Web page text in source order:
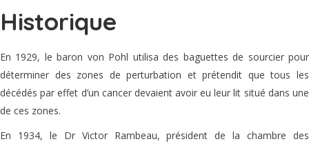
Historique
En 1929, le baron von Pohl utilisa des baguettes de sourcier pour
déterminer des zones de perturbation et prétendit que tous les
décédés par effet d’un cancer devaient avoir eu leur lit situé dans une
de ces zones.
En 1934, le Dr Victor Rambeau, président de la chambre des